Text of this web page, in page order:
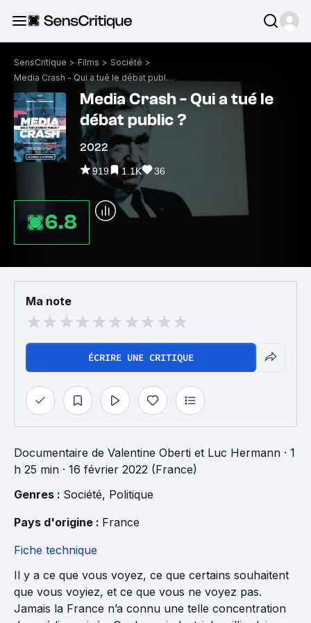
SensCritique > Films > Société >
Media Crash - Qui a tué le débat public ?
Media Crash - Qui a tué le
débat public ?
2022
919 1.1K 36
6.8
Ma note
ÉCRIRE UNE CRITIQUE
Documentaire de Valentine Oberti et Luc Hermann · 1
h 25 min · 16 février 2022 (France)
Genres : Société, Politique
Pays d'origine : France
Fiche technique
Il y a ce que vous voyez, ce que certains souhaitent
que vous voyiez, et ce que vous ne voyez pas.
Jamais la France n’a connu une telle concentration